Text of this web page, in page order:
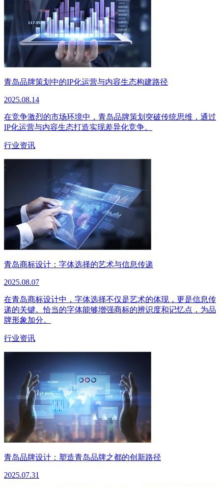
青岛品牌策划中的IP化运营与内容生态构建路径
2025.08.14
在竞争激烈的市场环境中，青岛品牌策划突破传统思维，通过
IP化运营与内容生态打造实现差异化竞争。
行业资讯
青岛商标设计：字体选择的艺术与信息传递
2025.08.07
在青岛商标设计中，字体选择不仅是艺术的体现，更是信息传
递的关键。恰当的字体能够增强商标的辨识度和记忆点，为品
牌形象加分。
行业资讯
青岛品牌设计：塑造青岛品牌之都的创新路径
2025.07.31